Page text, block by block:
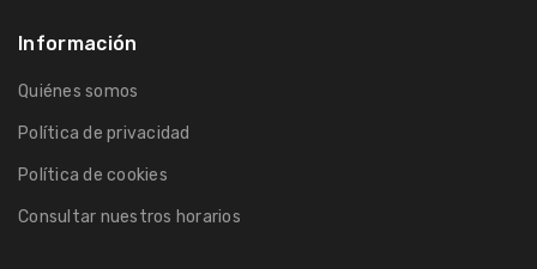
Información
Quiénes somos
Política de privacidad
Política de cookies
Consultar nuestros horarios